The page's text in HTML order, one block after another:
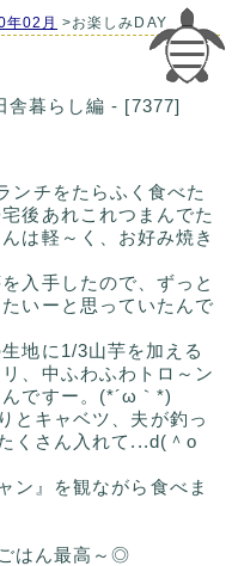
年02月 >お楽しみDAY
舎暮らし編 - [7377]
ンチをたらふく食べた
後あれこれつまんでた
は軽～く、お好み焼き
入手したので、ずっと
いーと思っていたんで
地に1/3山芋を加える
、中ふわふわトロ～ン
ですー。(*´ω｀*)
とキャベツ、夫が釣っ
くさん入れて...d(＾o
ン』を観ながら食べま
はん最高～◎